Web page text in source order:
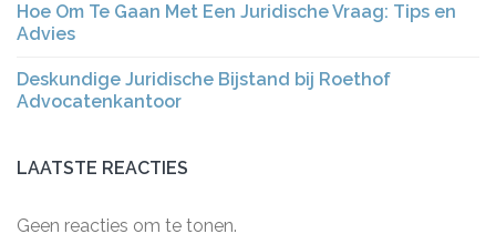
Hoe Om Te Gaan Met Een Juridische Vraag: Tips en
Advies
Deskundige Juridische Bijstand bij Roethof
Advocatenkantoor
LAATSTE REACTIES
Geen reacties om te tonen.